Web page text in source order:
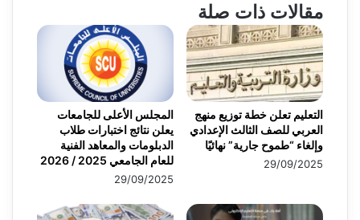
مقالات ذات صلة
المجلس الأعلى للجامعات
يعلن نتائج اختبارات طلاب
الدبلومات والمعاهد الفنية
للعام الجامعي 2025 / 2026
29/09/2025
التعليم تعلن خطة توزيع منهج
العربي للصف الثالث الإعدادي
وإلغاء “طموح جارية” نهائيًا
29/09/2025